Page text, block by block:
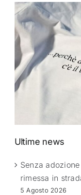
Ultime news
Senza
rimessa in
5 Agosto 2026